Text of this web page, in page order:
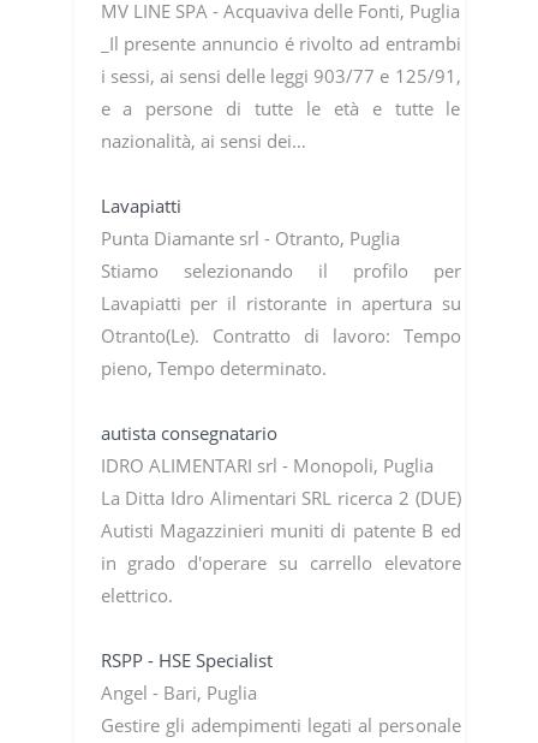
MV LINE SPA - Acquaviva delle Fonti, Puglia
_Il presente annuncio é rivolto ad entrambi
i sessi, ai sensi delle leggi 903/77 e 125/91,
e a persone di tutte le età e tutte le
nazionalità, ai sensi dei…
Lavapiatti
Punta Diamante srl - Otranto, Puglia
Stiamo selezionando il profilo per
Lavapiatti per il ristorante in apertura su
Otranto(Le). Contratto di lavoro: Tempo
pieno, Tempo determinato.
autista consegnatario
IDRO ALIMENTARI srl - Monopoli, Puglia
La Ditta Idro Alimentari SRL ricerca 2 (DUE)
Autisti Magazzinieri muniti di patente B ed
in grado d'operare su carrello elevatore
elettrico.
RSPP - HSE Specialist
Angel - Bari, Puglia
Gestire gli adempimenti legati al personale